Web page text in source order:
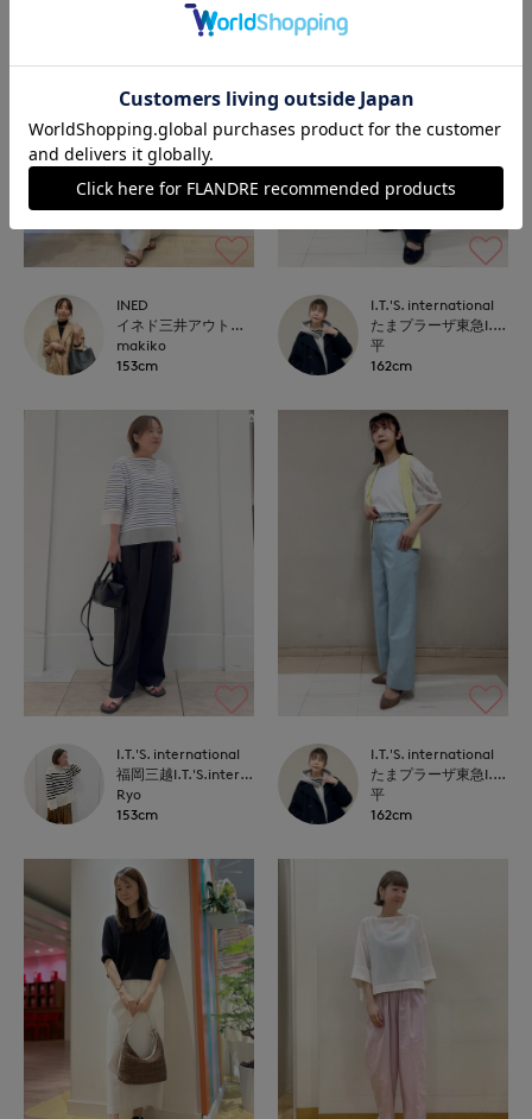
INED
イネド三井アウトレットパーク多摩南大沢店
makiko
153cm
I.T.'S. international
たまプラーザ東急I.T.'S.international
平
162cm
I.T.'S. international
福岡三越I.T.'S.international
Ryo
153cm
I.T.'S. international
たまプラーザ東急I.T.'S.international
平
162cm